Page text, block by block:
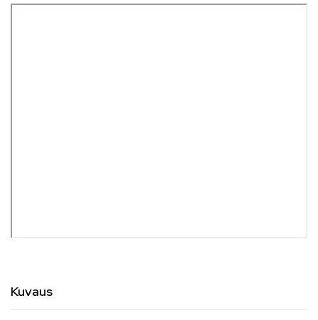
Kuvaus